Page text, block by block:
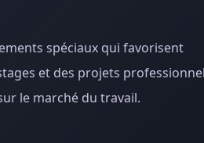
spéciaux qui favorisent
et des projets
le marché du travail.